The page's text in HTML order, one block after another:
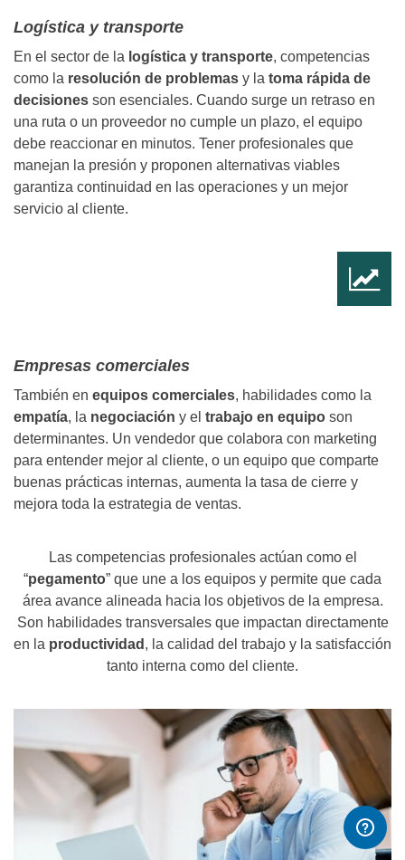
Logística y transporte
En el sector de la logística y transporte, competencias
como la resolución de problemas y la toma rápida de
decisiones son esenciales. Cuando surge un retraso en
una ruta o un proveedor no cumple un plazo, el equipo
debe reaccionar en minutos. Tener profesionales que
manejan la presión y proponen alternativas viables
garantiza continuidad en las operaciones y un mejor
servicio al cliente.
Empresas comerciales
También en equipos comerciales, habilidades como la
empatía, la negociación y el trabajo en equipo son
determinantes. Un vendedor que colabora con marketing
para entender mejor al cliente, o un equipo que comparte
buenas prácticas internas, aumenta la tasa de cierre y
mejora toda la estrategia de ventas.
Las competencias profesionales actúan como el
“pegamento” que une a los equipos y permite que cada
área avance alineada hacia los objetivos de la empresa.
Son habilidades transversales que impactan directamente
en la productividad , la calidad del trabajo y la satisfacción
tanto interna como del cliente.